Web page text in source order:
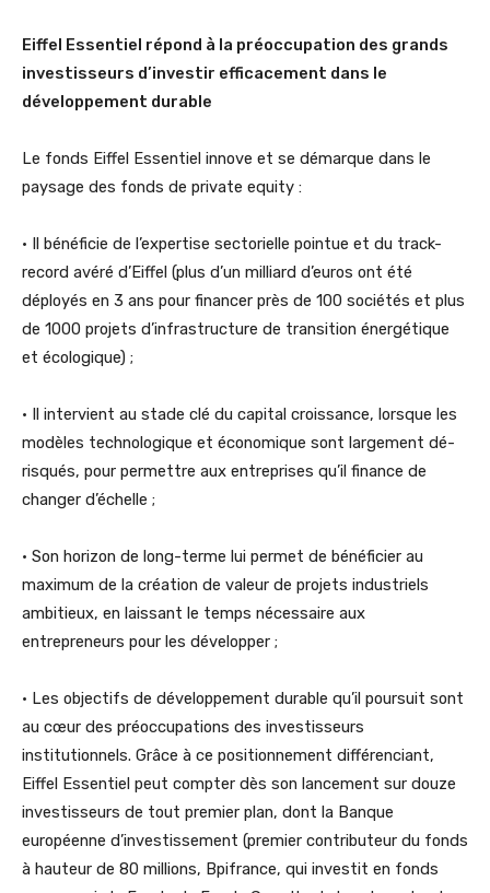
Eiffel Essentiel répond à la préoccupation des grands
investisseurs d’investir efficacement dans le
développement durable
Le fonds Eiffel Essentiel innove et se démarque dans le
paysage des fonds de private equity :
• Il bénéficie de l’expertise sectorielle pointue et du track-
record avéré d’Eiffel (plus d’un milliard d’euros ont été
déployés en 3 ans pour financer près de 100 sociétés et plus
de 1000 projets d’infrastructure de transition énergétique
et écologique) ;
• Il intervient au stade clé du capital croissance, lorsque les
modèles technologique et économique sont largement dé-
risqués, pour permettre aux entreprises qu’il finance de
changer d’échelle ;
• Son horizon de long-terme lui permet de bénéficier au
maximum de la création de valeur de projets industriels
ambitieux, en laissant le temps nécessaire aux
entrepreneurs pour les développer ;
• Les objectifs de développement durable qu’il poursuit sont
au cœur des préoccupations des investisseurs
institutionnels. Grâce à ce positionnement différenciant,
Eiffel Essentiel peut compter dès son lancement sur douze
investisseurs de tout premier plan, dont la Banque
européenne d’investissement (premier contributeur du fonds
à hauteur de 80 millions, Bpifrance, qui investit en fonds